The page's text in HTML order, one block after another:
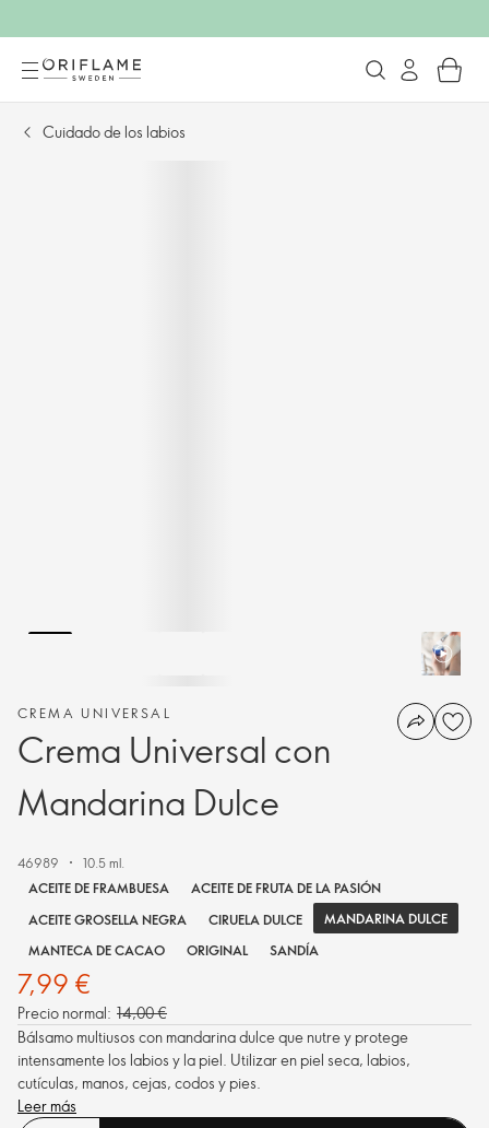
Cuidado de los labios
CREMA UNIVERSAL
Crema Universal con
Mandarina Dulce
46989
10.5 ml.
ACEITE DE FRAMBUESA
ACEITE DE FRUTA DE LA PASIÓN
ACEITE GROSELLA NEGRA
CIRUELA DULCE
MANDARINA DULCE
MANTECA DE CACAO
ORIGINAL SANDÍA
7,99 €
Precio normal: 14,00 €
Bálsamo multiusos con mandarina dulce que nutre y protege
intensamente los labios y la piel. Utilizar en piel seca, labios,
cutículas, manos, cejas, codos y pies.
Leer más